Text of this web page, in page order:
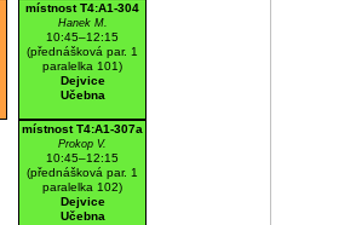
místnost T4:A1-304
Hanek M.
10:45–12:15
(přednášková par. 1
paralelka 101)
Dejvice
Učebna
místnost T4:A1-307a
Prokop V.
10:45–12:15
(přednášková par. 1
paralelka 102)
Dejvice
Učebna